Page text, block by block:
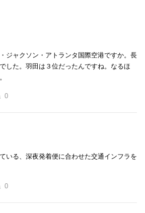
ジャクソン・アトランタ国際空港ですか。長
した。羽田は３位だったんですね。なるほ
0
いる、深夜発着便に合わせた交通インフラを
0